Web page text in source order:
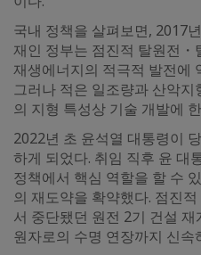
국내 정책을 살펴보면, 2017
재인 정부는 점진적 탈원전
재생에너지의 적극적 발전에
그러나 적은 일조량과 산악
의 지형 특성상 기술 개발에
2022년 초 윤석열 대통령이
하게 되었다. 취임 직후 윤 대
정책에서 핵심 역할을 할 수
의 재도약을 확약했다. 점진
서 중단됐던 원전 2기 건설
원자로의 수명 연장까지 신속